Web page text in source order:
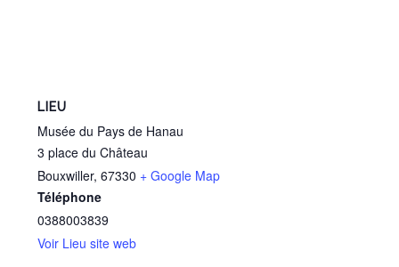
LIEU
Musée du Pays de Hanau
3 place du Château
Bouxwiller, 67330 + Google Map
Téléphone
0388003839
Voir Lieu site web